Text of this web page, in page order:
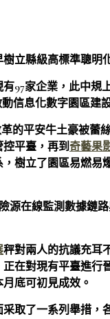
立縣級高標準聰明
97家企業，此中規
信息化數字園區建
的平安牛土豪被蕾
平臺，再到奇藝果
樹立了園區易燃易
源在線監測數據鏈
秤對兩人的抗議充耳
在對現有平臺進行
底可初見成效。
取了一系列舉措，